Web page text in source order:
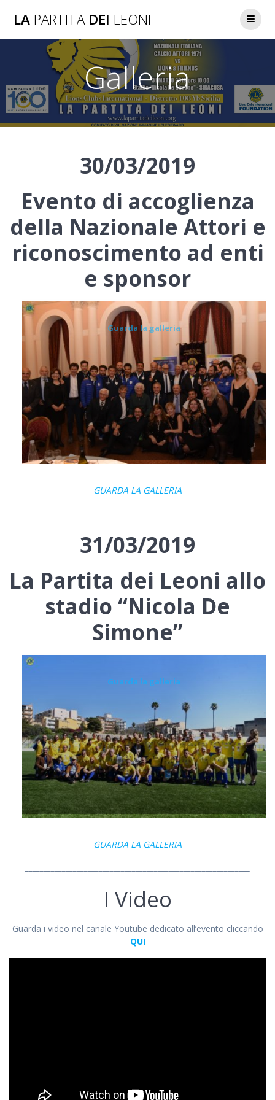
LA PARTITADEI LEONI
Galleria
30/03/2019
Evento di accoglienza
della Nazionale Attori e
riconoscimento ad enti
e sponsor
Guarda la galleria
GUARDA LA GALLERIA
31/03/2019
La Partita dei Leoni allo
stadio “Nicola De
Simone”
Guarda la galleria
GUARDA LA GALLERIA
I Video
Guarda i video nel canale Youtube dedicato all’evento cliccando
QUI